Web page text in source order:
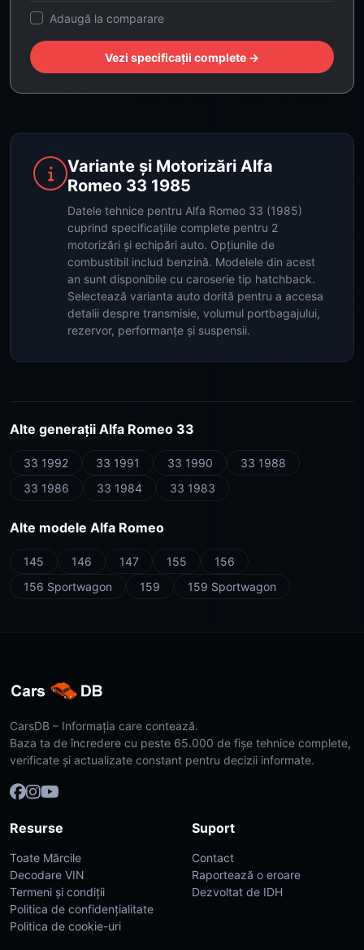
Adaugă la comparare
Vezi specificații complete →
Variante și Motorizări Alfa
Romeo 33 1985
Datele tehnice pentru Alfa Romeo 33 (1985)
cuprind specificațiile complete pentru 2
motorizări și echipări auto. Opțiunile de
combustibil includ benzină. Modelele din acest
an sunt disponibile cu caroserie tip hatchback.
Selectează varianta auto dorită pentru a accesa
detalii despre transmisie, volumul portbagajului,
rezervor, performanțe și suspensii.
Alte generații Alfa Romeo 33
33 1992 33 1991 33 1990
33 1988
33 1986
33 1984 33 1983
Alte modele Alfa Romeo
145 146 147 155
156
156 Sportwagon
159 159 Sportwagon
CarsDB – Informația care contează.
Baza ta de încredere cu peste 65.000 de fișe tehnice complete,
verificate și actualizate constant pentru decizii informate.
Resurse
Toate Mărcile
Decodare VIN
Termeni și condiții
Politica de confidențialitate
Politica de cookie-uri
Suport
Contact
Raportează o eroare
Dezvoltat de IDH